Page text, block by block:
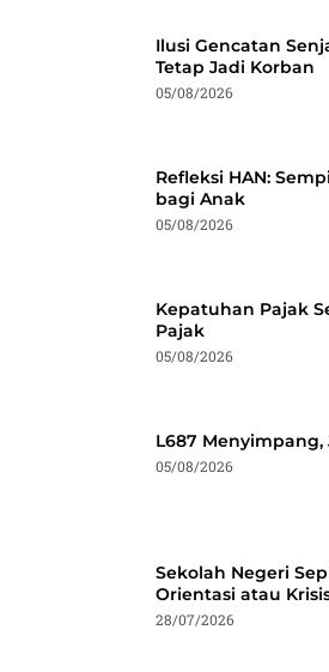
Ilusi Gencatan
Tetap Jadi Korban
05/08/2026
Refleksi HAN:
bagi Anak
05/08/2026
Kepatuhan Pajak
Pajak
05/08/2026
L687
05/08/2026
Sekolah Negeri
Orientasi atau
28/07/2026